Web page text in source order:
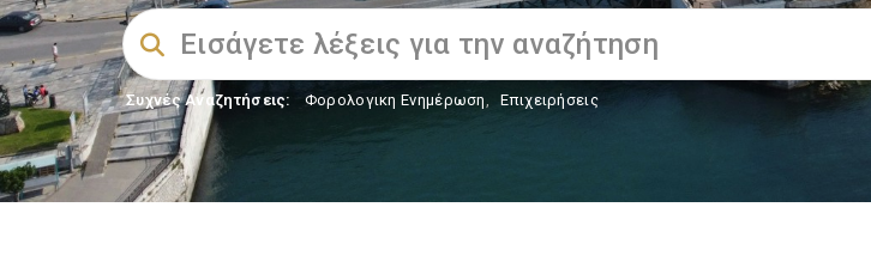
Συχνές Αναζητήσεις: Φορολογικη Ενημέρωση, Επιχειρήσεις